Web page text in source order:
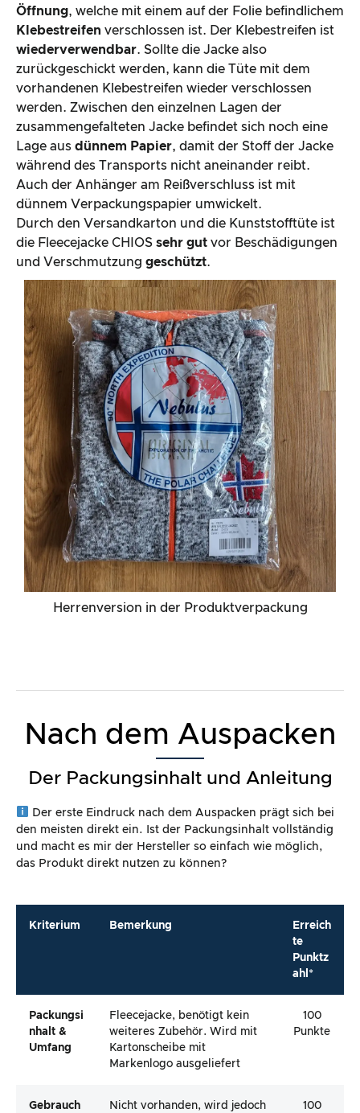
Herrenversion in der Produktverpackung
Öffnung, welche mit einem auf der Folie befindlichem
Klebestreifen verschlossen ist. Der Klebestreifen ist
wiederverwendbar. Sollte die Jacke also
zurückgeschickt werden, kann die Tüte mit dem
vorhandenen Klebestreifen wieder verschlossen
werden. Zwischen den einzelnen Lagen der
zusammengefalteten Jacke befindet sich noch eine
Lage aus dünnem Papier, damit der Stoff der Jacke
während des Transports nicht aneinander reibt.
Auch der Anhänger am Reißverschluss ist mit
dünnem Verpackungspapier umwickelt.
Durch den Versandkarton und die Kunststofftüte ist
die Fleecejacke CHIOS sehr gut vor Beschädigungen
und Verschmutzung geschützt.
Nach dem Auspacken
Der Packungsinhalt und Anleitung
Der erste Eindruck nach dem Auspacken prägt sich bei
den meisten direkt ein. Ist der Packungsinhalt vollständig
und macht es mir der Hersteller so einfach wie möglich,
das Produkt direkt nutzen zu können?
Kriterium Bemerkung
Erreich
te
Punktz
ahl*
Packungsi
Nhalt &
Umfang
Fleecejacke, benötigt kein
weiteres Zubehör. Wird mit
Kartonscheibe mit
Markenlogo ausgeliefert
100
Punkte
Gebrauch
Nicht vorhanden, wird jedoch
100